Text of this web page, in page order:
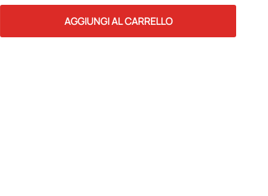
AGGIUNGI AL CARRELLO